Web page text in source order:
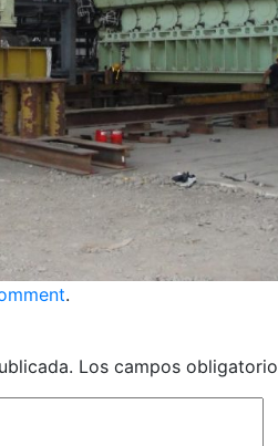
.
Los campos